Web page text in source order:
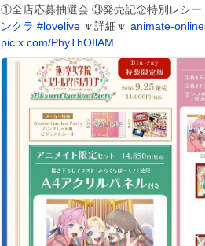
①全店応募抽選会 ③発売記念特別レシー
ンクラ #lovelive 🔽詳細🔽 animate-
pic.x.com/PhyThOIlAM